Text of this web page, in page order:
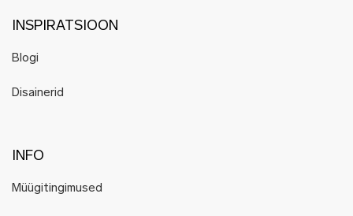
INSPIRATSIOON
Blogi
Disainerid
INFO
Müügitingimused